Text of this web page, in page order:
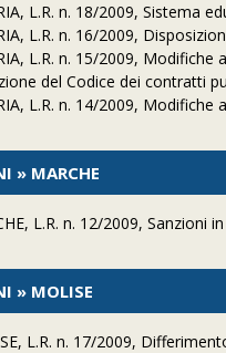
L.R. n. 18/2009, Sistema
L.R. n. 16/2009,
L.R. n. 15/2009,
del Codice dei contratti
L.R. n. 14/2009,
» MARCHE
L.R. n. 12/2009,
» MOLISE
L.R. n. 17/2009,